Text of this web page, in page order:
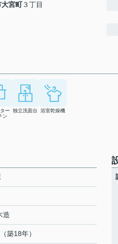
大宮町３丁目
ー
ン
独立洗面台 浴室乾燥機
造
築18年）